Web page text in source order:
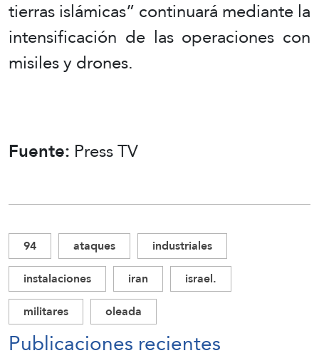
tierras islámicas” continuará mediante la
intensificación de las operaciones con
misiles y drones.
Fuente: Press TV
94 ataques
industriales
instalaciones
iran
israel.
militares
oleada
Publicaciones recientes